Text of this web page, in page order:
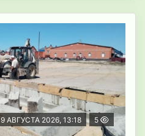
9 АВГУСТА 2026, 13:18 5